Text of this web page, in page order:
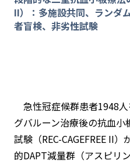
II）：多施設共同、ランダ
者盲検、非劣性試験
急性冠症候群患者1948
グバルーン治療後の抗血
試験（REC-CAGEFREE II
的DAPT減量群（アスピリ